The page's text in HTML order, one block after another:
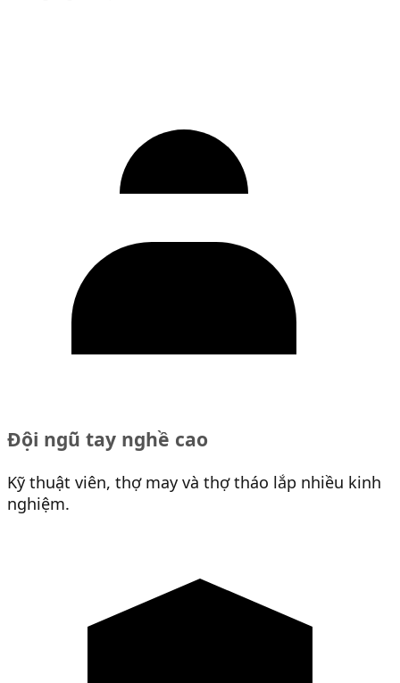
Đội ngũ tay nghề cao
Kỹ thuật viên, thợ may và thợ tháo lắp nhiều kinh
nghiệm.